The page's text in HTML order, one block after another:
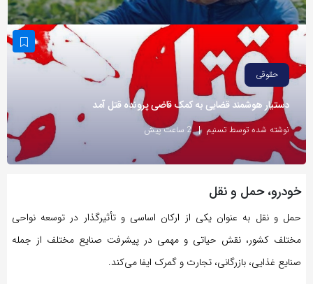
به
اشتراک
بگذارید.
کپی
لینک
حقوقی
دستیار هوشمند قضایی به کمک قاضی پرونده قتل آمد
نوشته شده توسط تسنیم 2 ساعت پیش
خودرو، حمل و نقل
حمل و نقل به عنوان یکی از ارکان اساسی و تأثیرگذار در توسعه نواحی
مختلف کشور، نقش حیاتی‌ و مهمی در پیشرفت صنایع مختلف از جمله
صنایع غذایی، بازرگانی، تجارت و گمرک ایفا می‌کند.